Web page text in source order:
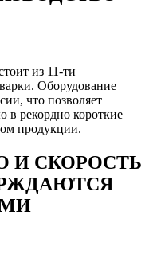
из 11-ти
Оборудование
что позволяет
в рекордно короткие
продукции.
И СКОРОСТЬ